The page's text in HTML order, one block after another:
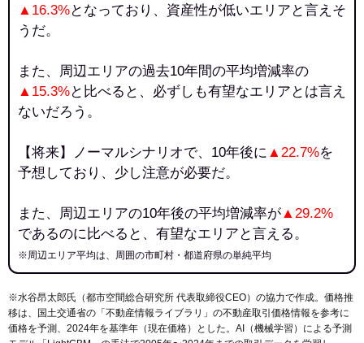
▲16.3%となっており、資産性が低いエリアと言えそ
うだ。
また、周辺エリアの過去10年間の平均増減率の
▲15.3%と比べると、必ずしも有望なエリアとは言え
ないだろう。
【将来】ノーマルシナリオで、10年後に ▲22.7%を
予想しており、少し注意が必要だ。
また、周辺エリアの10年後の平均増減率が▲29.2%
であるのに比べると、有望なエリアと言える。
※周辺エリア平均は、周囲の市町村・都道府県の単純平均
※水谷昂太郎氏（都市空間総合研究所 代表取締役CEO）の協力で作成。価格推
移は、国土交通省の「 不動産情報ライブラリ 」の不動産取引価格情報を参考に
価格を予測、2024年を基準年（現在価格）とした。AI（機械学習）による予測